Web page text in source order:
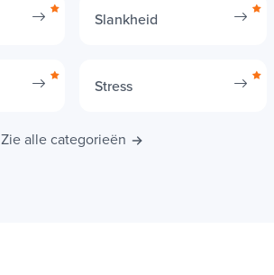
Slankheid
Stress
Zie alle categorieën